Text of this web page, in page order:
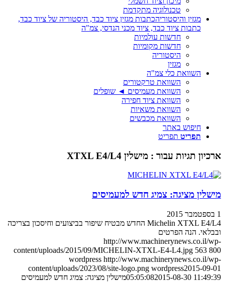
טכנולוגיה מתקדמת
מגזין והיסטוריהכתבות מגזין ציוד כבד, היסטוריה של ציוד כבד,
כתבות ציוד כבד, ציוד מכני הנדסי, צמ"ה
חדשות עולמיות
חדשות מקומיות
היסטוריה
מגזין
השוואת כלי צמ"ה
השוואת טרקטורים
השוואת מעמיסים ◄ שופלים
השוואת ציוד חפירה
השוואת משאיות
השוואת מכבשים
חיפוש באתר
תפריט תפריט
ארכיון תגיות עבור : מישלין XTXL E4/L4
מישלין מציגה: צמיג חדש למעמיסים
1 בספטמבר 2015
Michelin XTXL E4/L4 החדש מבטיח שיפור בביצועים וחיסכון בצריכה
ובבלאי. הנה הפרטים
http://www.machinerynews.co.il/wp-
content/uploads/2015/09/MICHELIN-XTXL-E4-L4.jpg 563 800
wordpress http://www.machinerynews.co.il/wp-
content/uploads/2023/08/site-logo.png wordpress2015-09-01
05:05:082015-08-30 11:49:39
מישלין מציגה: צמיג חדש למעמיסים